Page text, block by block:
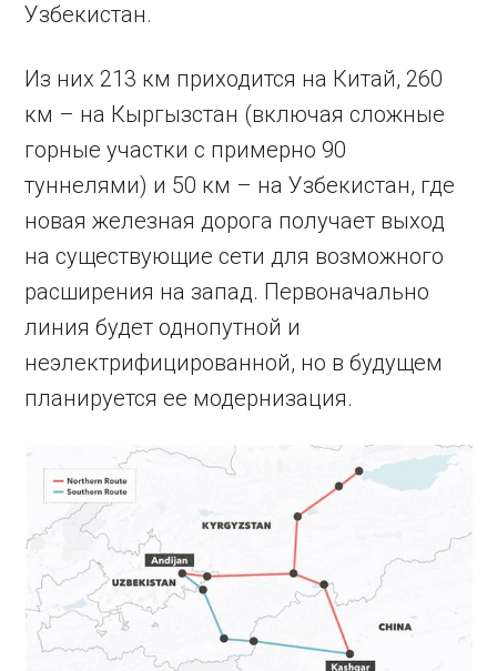
Узбекистан.
Из них 213 км приходится на Китай, 260
км – на Кыргызстан (включая сложные
горные участки с примерно 90
туннелями) и 50 км – на Узбекистан, где
новая железная дорога получает выход
на существующие сети для возможного
расширения на запад. Первоначально
линия будет однопутной и
неэлектрифицированной, но в будущем
планируется ее модернизация.